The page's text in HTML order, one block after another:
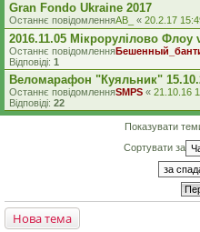
Gran Fondo Ukraine 2017
Останнє повідомленняAB_ « 20.2.17
2016.11.05 Мікрорулілово Флоу
Останнє повідомлення
Відповіді: 1
Веломарафон "Куяльник"
Останнє повідомленняSMPS « 21.10.16
Відповіді: 22
Показувати
Сортувати за
Нова тема